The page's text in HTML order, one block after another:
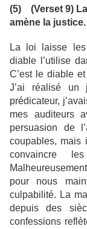
(5) (Verset 9)
amène la justice.
La loi laisse
diable l’utilise
C’est le diable
J’ai réalisé un
prédicateur,
mes auditeurs
persuasion de
coupables, mais
convaincre
pour nous
culpabilité. La
depuis des
confessions